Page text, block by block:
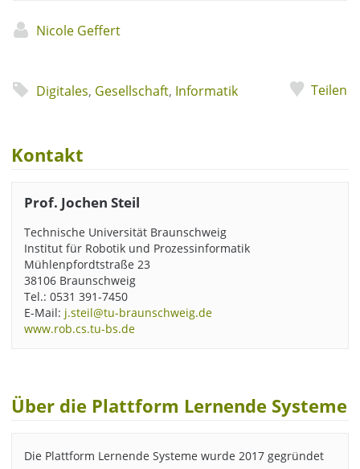
Nicole Geffert
Digitales, Gesellschaft, Informatik Teilen
Kontakt
Prof. Jochen Steil
Technische Universität Braunschweig
Institut für Robotik und Prozessinformatik
Mühlenpfordtstraße 23
38106 Braunschweig
Tel.: 0531 391-7450
E-Mail: j.steil@tu-braunschweig.de
www.rob.cs.tu-bs.de
Über die Plattform Lernende Systeme
Die Plattform Lernende Systeme wurde 2017 gegründet